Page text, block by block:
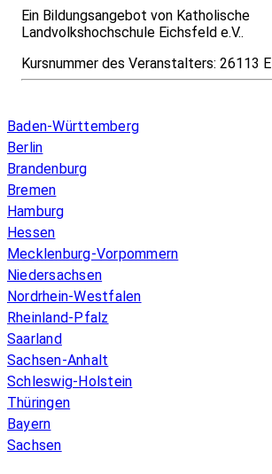
Ein Bildungsangebot von Katholische
Landvolkshochschule Eichsfeld e.V..
Kursnummer des Veranstalters: 26113 E
Baden-Württemberg
Berlin
Brandenburg
Bremen
Hamburg
Hessen
Mecklenburg-Vorpommern
Niedersachsen
Nordrhein-Westfalen
Rheinland-Pfalz
Saarland
Sachsen-Anhalt
Schleswig-Holstein
Thüringen
Bayern
Sachsen